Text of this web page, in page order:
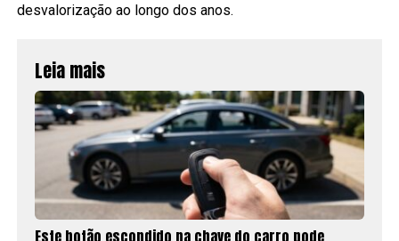
desvalorização ao longo dos anos.
Leia mais
Este botão escondido na chave do carro pode